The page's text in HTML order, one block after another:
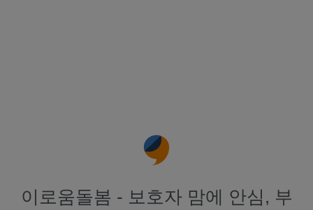
이로움돌봄 - 보호자 맘에 안심, 부